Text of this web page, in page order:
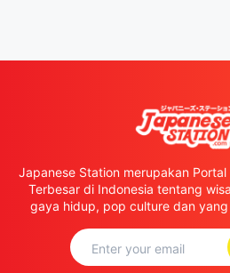
Japanese Station merupakan
Terbesar di Indonesia tentang
gaya hidup, pop culture dan